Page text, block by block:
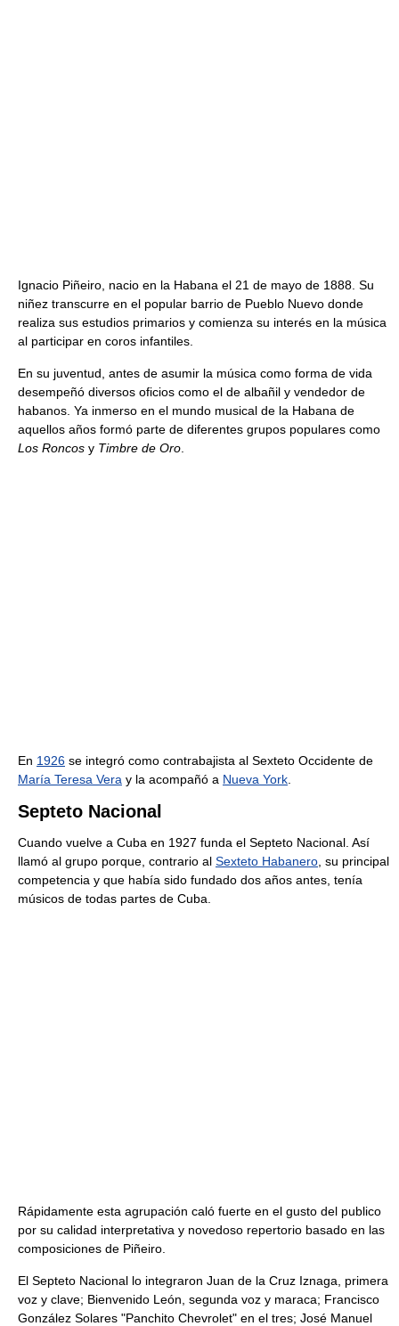
Ignacio Piñeiro, nacio en la Habana el 21 de mayo de 1888. Su
niñez transcurre en el popular barrio de Pueblo Nuevo donde
realiza sus estudios primarios y comienza su interés en la música
al participar en coros infantiles.
En su juventud, antes de asumir la música como forma de vida
desempeñó diversos oficios como el de albañil y vendedor de
habanos. Ya inmerso en el mundo musical de la Habana de
aquellos años formó parte de diferentes grupos populares como
Los Roncos y Timbre de Oro
En 1926 se integró como contrabajista al Sexteto Occidente de
María Teresa Vera y la acompañó a Nueva York
Septeto Nacional
Cuando vuelve a Cuba en 1927 funda el Septeto Nacional. Así
llamó al grupo porque, contrario al Sexteto Habanero , su principal
competencia y que había sido fundado dos años antes, tenía
músicos de todas partes de Cuba.
Rápidamente esta agrupación caló fuerte en el gusto del publico
por su calidad interpretativa y novedoso repertorio basado en las
composiciones de Piñeiro.
El Septeto Nacional lo integraron Juan de la Cruz Iznaga, primera
voz y clave; Bienvenido León, segunda voz y maraca; Francisco
González Solares "Panchito Chevrolet" en el tres; José Manuel